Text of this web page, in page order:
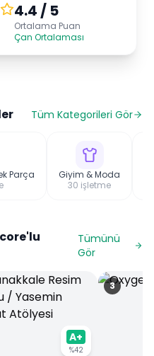
4.4 / 5
Ortalama Puan
Çan Ortalaması
Tüm Kategorileri Gör
Parça
Giyim & Moda
30 işletme
Tümünü
Gör
A+
%42
3